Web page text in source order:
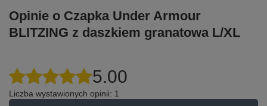
Opinie o Czapka Under Armour
BLITZING z daszkiem granatowa L/XL
5.00
Liczba wystawionych opinii: 1